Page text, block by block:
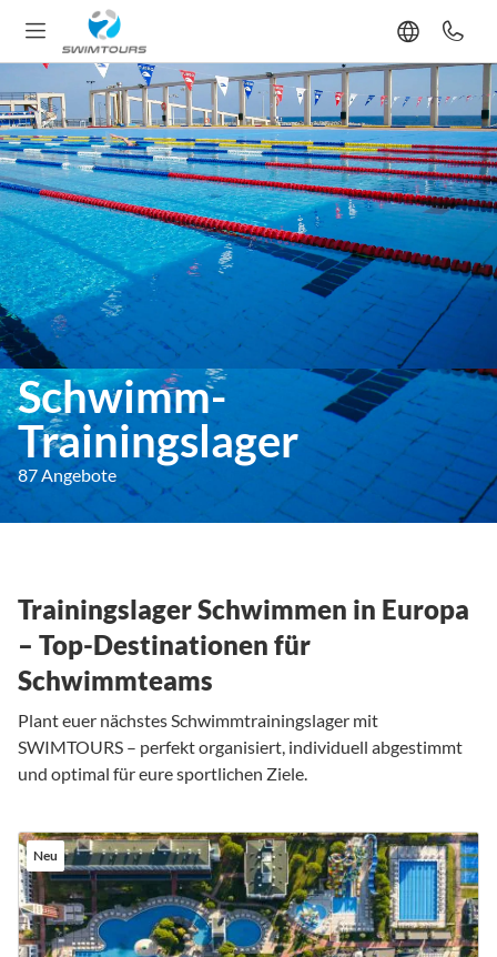
Schwimm-
Trainingslager
87 Angebote
Trainingslager Schwimmen in Europa
– Top-Destinationen für
Schwimmteams
Plant euer nächstes Schwimmtrainingslager mit
SWIMTOURS – perfekt organisiert, individuell abgestimmt
und optimal für eure sportlichen Ziele.
Neu